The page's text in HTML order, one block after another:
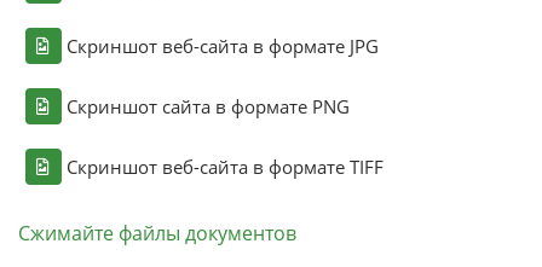
Скриншот веб-сайта в формате JPG
Скриншот сайта в формате PNG
Скриншот веб-сайта в формате TIFF
Сжимайте файлы документов